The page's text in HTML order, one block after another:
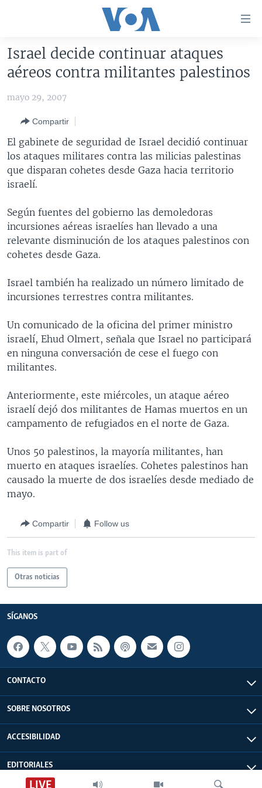
accesibilidad
Salte
principal
Salte
navegador
principal
Salte
AMÉRICA DEL NORTE
MÉXICO
HAITÍ
ELECCIONES EEUU
VOTO DIVIDIDO
VOA VERIFICA
VOA VERIFICA UCRANIA/RUSIA
VOA VERIFICA INMIGRACIÓN
VOA VERIFICA AMÉRICA LATINA
AMÉRICA LATINA
ARGENTINA
BOLIVIA
COLOMBIA
CHILE
PERÚ
ECUADOR
BRASIL
CHINA EN AMÉRICA LATINA
CENTROAMÉRICA
COSTA RICA
EL SALVADOR
GUATEMALA
HONDURAS
OTRAS SECCIONES
INMIGRACIÓN
LIBERTAD DE PRENSA
MUNDO
ENTRETENIMIENTO Y CULTURA
DEPORTES
CIENCIA Y SALUD
ESPECIALES DE LA VOA
LIBERTAD DE PRENSA
UCRANIA
VIDEOS
AUDIOS
PROGRAMAS TV
FORO INTERAMERICANO
VISIÓN 360
PANORAMA
AVANCE INFORMATIVO
AUDIONOTICIAS
ESTADOS UNIDOS AL DÍA
EL MUNDO AL DÍA [RADIO]
DEPORTIVO INTERNACIONAL
NOTA ECONÓMICA
DIRECT
DOCUMENTALES DE LA VOA
SÍGANOS
Idiomas
LIVE
Israel decide continuar ataques
aéreos contra militantes palestinos
mayo 29, 2007
Compartir
El gabinete de seguridad de Israel decidió continuar
los ataques militares contra las milicias palestinas
que disparan cohetes desde Gaza hacia territorio
israelí.
Según fuentes del gobierno las demoledoras
incursiones aéreas israelíes han llevado a una
relevante disminución de los ataques palestinos con
cohetes desde Gaza.
Israel también ha realizado un número limitado de
incursiones terrestres contra militantes.
Un comunicado de la oficina del primer ministro
israelí, Ehud Olmert, señala que Israel no participará
en ninguna conversación de cese el fuego con
militantes.
Anteriormente, este miércoles, un ataque aéreo
israelí dejó dos militantes de Hamas muertos en un
campamento de refugiados en el norte de Gaza.
Unos 50 palestinos, la mayoría militantes, han
muerto en ataques israelíes. Cohetes palestinos han
causado la muerte de dos israelíes desde mediado de
mayo.
Compartir Follow us
This item is part of
Otras noticias
SÍGANOS
CONTACTO
SOBRE NOSOTROS
ACCESIBILIDAD
EDITORIALES